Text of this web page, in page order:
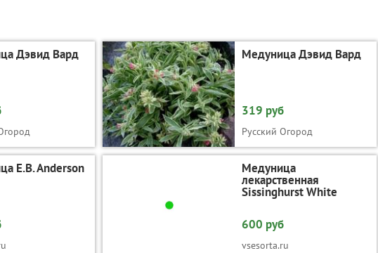
Дэвид Вард Медуница Дэвид Вард
319 руб
Русский Огород
E.B. Anderson Медуница
лекарственная
Sissinghurst White
600 руб
vsesorta.ru